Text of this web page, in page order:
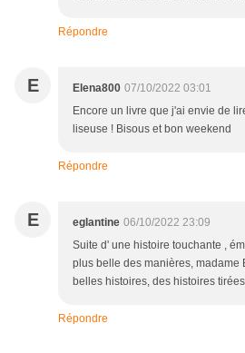
Répondre
E Elena800 07/10/2022 03:01
Encore un livre que j'ai envie de
liseuse ! Bisous et bon weekend
Répondre
E eglantine 06/10/2022 23:09
Suite d' une histoire touchante ,
plus belle des manières, madame
belles histoires, des histoires
Répondre